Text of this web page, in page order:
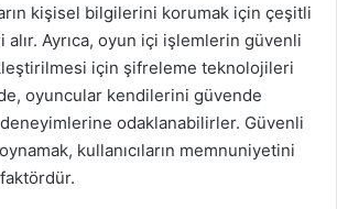
kişisel bilgilerini korumak için çeşitli
Ayrıca, oyun içi işlemlerin güvenli
için şifreleme teknolojileri
oyuncular kendilerini güvende
odaklanabilirler. Güvenli
kullanıcıların memnuniyetini